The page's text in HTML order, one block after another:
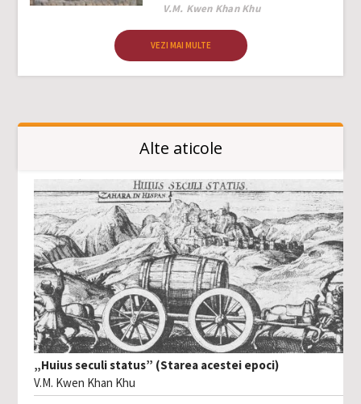
Author
V.M. Kwen Khan Khu
VEZI MAI MULTE
Alte aticole
„Huius seculi status” (Starea acestei epoci)
V.M. Kwen Khan Khu